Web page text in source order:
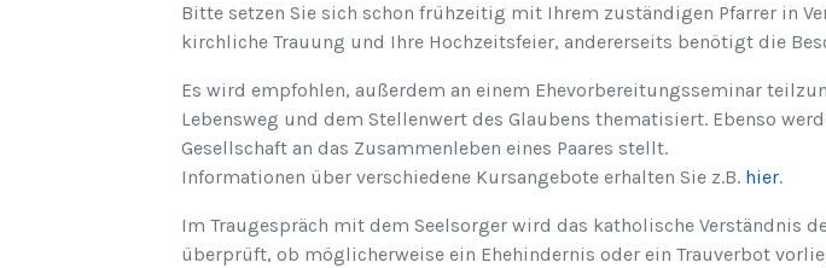
Bitte setzen Sie sich schon frühzeitig mit Ihrem zuständigen Pfarrer in
kirchliche Trauung und Ihre Hochzeitsfeier, andererseits benötigt die
Es wird empfohlen, außerdem an einem Ehevorbereitungsseminar
Lebensweg und dem Stellenwert des Glaubens thematisiert. Ebenso
Gesellschaft an das Zusammenleben eines Paares stellt.
Informationen über verschiedene Kursangebote erhalten Sie z.B. hier.
Im Traugespräch mit dem Seelsorger wird das katholische Verständnis
überprüft, ob möglicherweise ein Ehehindernis oder ein Trauverbot